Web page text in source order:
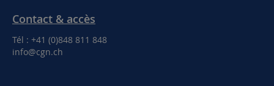
Contact & accès
Tél : +41 (0)848 811 848
info@cgn.ch